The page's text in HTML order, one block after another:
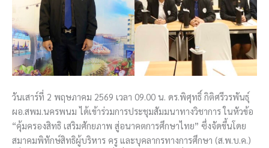
วันเสาร์ที่ 2 พฤษภาคม 2569 เวลา 09.00 น. ดร.พิศุทธิ์ กิติศรีวรพันธ์ุ
ผอ.สพม.นครพนม ได้เข้าร่วมการประชุมสัมมนาทางวิชาการ ในหัวข้อ
“คุ้มครองสิทธิ เสริมศักยภาพ สู่อนาคตการศึกษาไทย” ซึ่งจัดขึ้นโดย
สมาคมพิทักษ์สิทธิผู้บริหาร ครู และบุคลากรทางการศึกษา (ส.พ.บ.ค.)